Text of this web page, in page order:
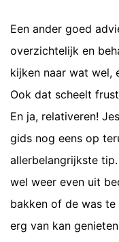
Een ander goed
overzichtelijk en
kijken naar wat wel,
Ook dat scheelt
En ja, relativeren!
gids nog eens op
allerbelangrijkste
wel weer even uit
bakken of de was
erg van kan